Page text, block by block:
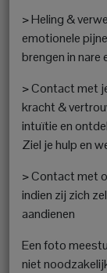
> Heling &
emotionele
brengen in nare
> Contact met
kracht &
intuïtie en
Ziel je hulp en
> Contact met
indien zij zich
aandienen
Een foto
niet